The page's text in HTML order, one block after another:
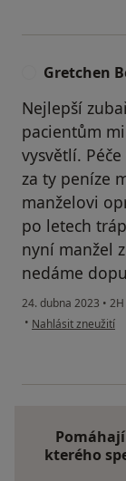
Gretchen
Nejlepší
pacientům
vysvětlí.
za ty peníze
manželovi
po letech
nyní manžel
nedáme
24. dubna 2023 • 2H
• podle názoru
Nahlásit zneužití
kterého